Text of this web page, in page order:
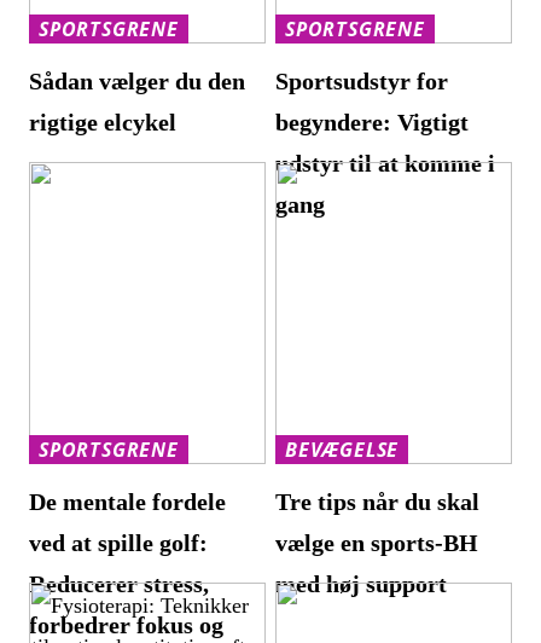
SPORTSGRENE
Sådan vælger du den
rigtige elcykel
SPORTSGRENE
Sportsudstyr for
begyndere: Vigtigt
udstyr til at komme i
gang
SPORTSGRENE
De mentale fordele
ved at spille golf:
Reducerer stress,
forbedrer fokus og
BEVÆGELSE
Tre tips når du skal
vælge en sports-BH
med høj support